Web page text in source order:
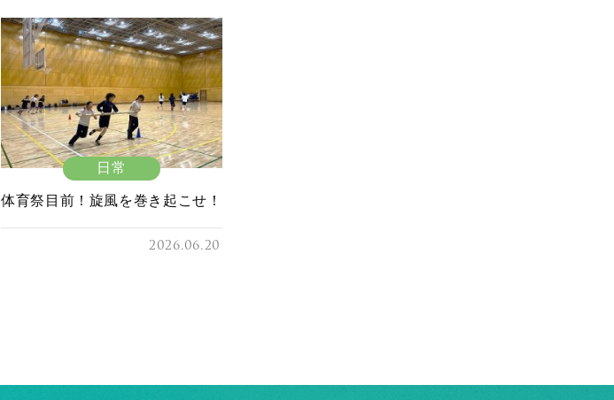
日常
体育祭目前！旋風を巻き起こせ！
2026.06.20